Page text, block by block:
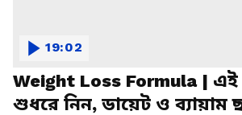
Weight Loss Formula | এই
শুধরে নিন, ডায়েট ও ব্যায়াম
19:02